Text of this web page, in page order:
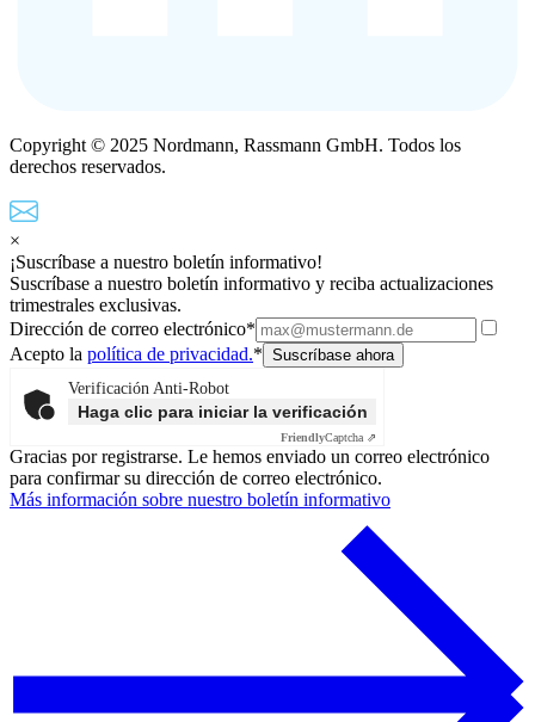
Copyright © 2025 Nordmann, Rassmann GmbH. Todos los
derechos reservados.
×
¡Suscríbase a nuestro boletín informativo!
Suscríbase a nuestro boletín informativo y reciba actualizaciones
trimestrales exclusivas.
Dirección de correo electrónico*
Acepto la política de privacidad.*
Verificación Anti-Robot
Haga clic para iniciar la verificación
FriendlyCaptcha ⇗
Gracias por registrarse. Le hemos enviado un correo electrónico
para confirmar su dirección de correo electrónico.
Más información sobre nuestro boletín informativo